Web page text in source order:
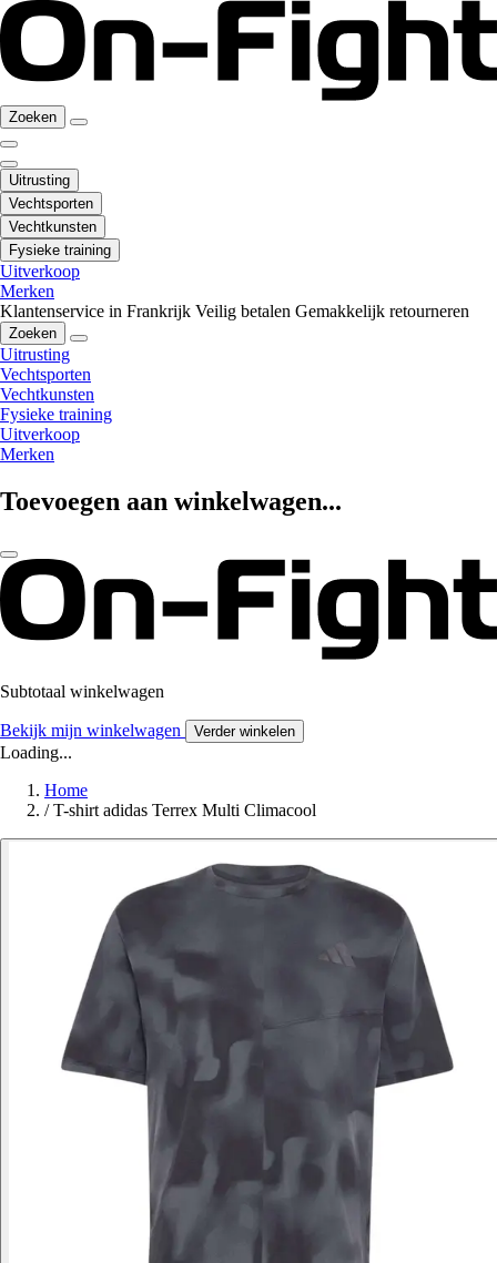
Zoeken
Uitrusting
Vechtsporten
Vechtkunsten
Fysieke training
Uitverkoop
Merken
Klantenservice in Frankrijk Veilig betalen Gemakkelijk retourneren
Zoeken
Uitrusting
Vechtsporten
Vechtkunsten
Fysieke training
Uitverkoop
Merken
Toevoegen aan winkelwagen...
Subtotaal winkelwagen
Bekijk mijn winkelwagen Verder winkelen
Loading...
Home
/ T-shirt adidas Terrex Multi Climacool